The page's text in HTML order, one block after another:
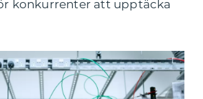
konkurrenter att upptäcka